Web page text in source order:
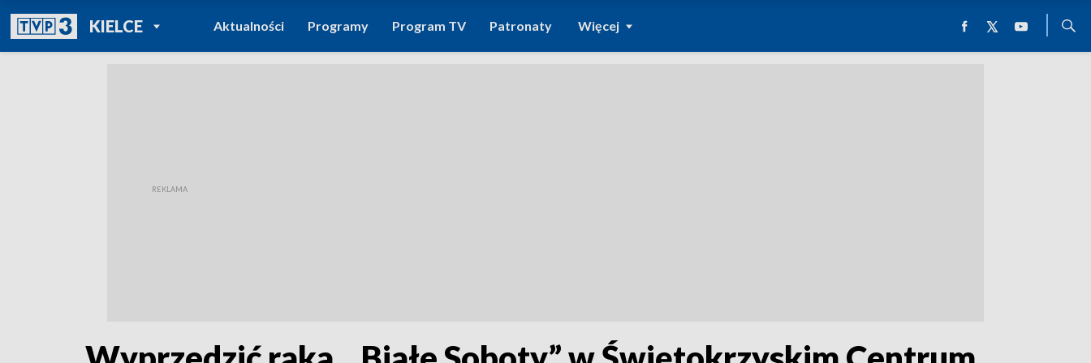
KIELCEPOWRÓT DO
TVP REGIONY
Aktualności Programy Program TV Patronaty Więcej